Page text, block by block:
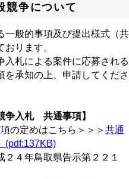
競争について
一般的事項及び提出様式（共
ります。
入札による案件に応募される
を承知の上、申請してくださ
争入札 共通事項】
の定めはこちら＞＞＞ 共通
(pdf:137KB)
年鳥取県告示第２２１